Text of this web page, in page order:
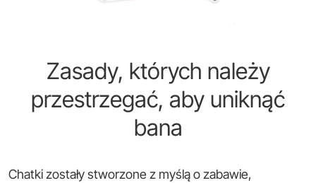
Zasady, których należy
przestrzegać, aby uniknąć
bana
Chatki zostały stworzone z myślą o zabawie,